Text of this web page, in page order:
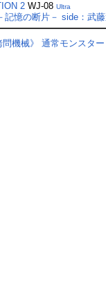
2 WJ-08Ultra
記憶の断片－ side：武
機械》 通常モンスター